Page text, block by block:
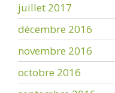
juillet 2017
décembre 2016
novembre 2016
octobre 2016